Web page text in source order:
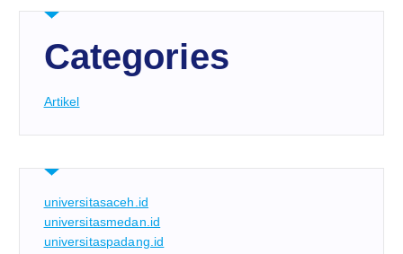
Categories
Artikel
universitasaceh.id
universitasmedan.id
universitaspadang.id